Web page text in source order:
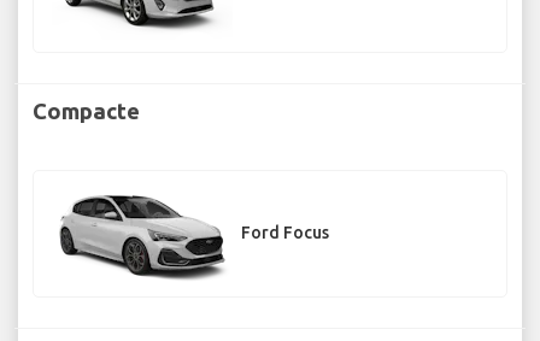
Compacte
Ford Focus